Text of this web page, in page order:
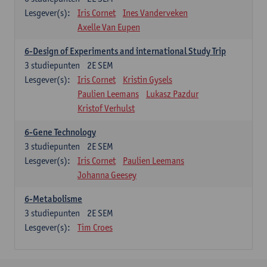
Lesgever(s):
Iris Cornet
Ines Vanderveken
Axelle Van Eupen
6-Design of Experiments and international Study Trip
2E SEM
3 studiepunten
Lesgever(s):
Iris Cornet
Kristin Gysels
Paulien Leemans
Lukasz Pazdur
Kristof Verhulst
6-Gene Technology
2E SEM
3 studiepunten
Lesgever(s):
Iris Cornet
Paulien Leemans
Johanna Geesey
6-Metabolisme
2E SEM
3 studiepunten
Lesgever(s):
Tim Croes